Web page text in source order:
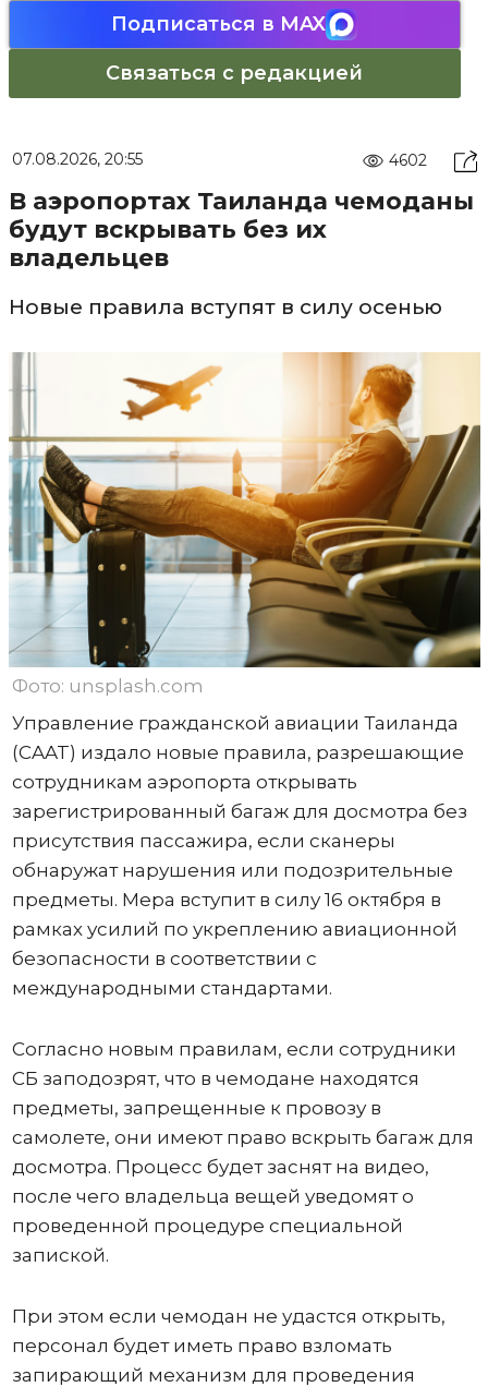
Подписаться в MAX
Связаться с редакцией
07.08.2026, 20:55 4602
В аэропортах Таиланда чемоданы
будут вскрывать без их
владельцев
Новые правила вступят в силу осенью
Фото: unsplash.com
Управление гражданской авиации Таиланда
(CAAT) издало новые правила, разрешающие
сотрудникам аэропорта открывать
зарегистрированный багаж для досмотра без
присутствия пассажира, если сканеры
обнаружат нарушения или подозрительные
предметы. Мера вступит в силу 16 октября в
рамках усилий по укреплению авиационной
безопасности в соответствии с
международными стандартами.
Согласно новым правилам, если сотрудники
СБ заподозрят, что в чемодане ​​находятся
предметы, запрещенные к провозу в
самолете, они имеют право вскрыть багаж для
досмотра. Процесс будет заснят на видео,
после чего владельца вещей уведомят о
проведенной процедуре специальной
запиской.
При этом если чемодан не удастся открыть,
персонал будет иметь право взломать
запирающий механизм для проведения